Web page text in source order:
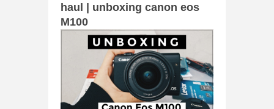
haul | unboxing canon eos
M100